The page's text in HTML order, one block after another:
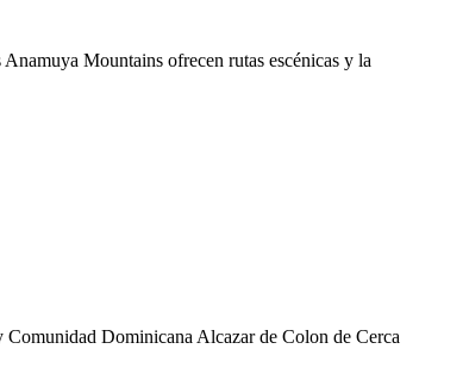
Mountains ofrecen rutas escénicas y la